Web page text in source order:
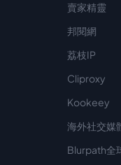
賣家精靈
邦閱網
荔枝IP
Cliproxy
Kookeey
海外社交媒
Blurpath全